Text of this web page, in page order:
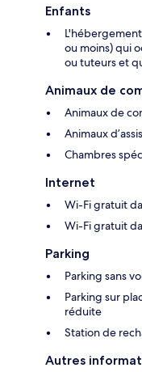
Enfants
ou moins) qui
ou tuteurs et
Animaux de
Animaux de
Animaux
Chambres
Internet
Wi-Fi gratuit
Wi-Fi gratuit
Parking
Parking sans
Parking sur
réduite
Station de
Autres